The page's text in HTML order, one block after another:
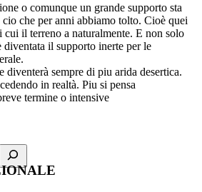
o comunque un grande supporto sta
che per anni abbiamo tolto. Cioè quei
cui il terreno a naturalmente. E non solo
diventata il supporto inerte per le
diventerà sempre di piu arida desertica.
in realtà. Piu si pensa
termine o intensive